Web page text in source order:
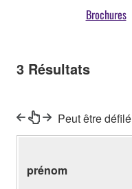
Brochures
3 Résultats
Peut être défilé
prénom